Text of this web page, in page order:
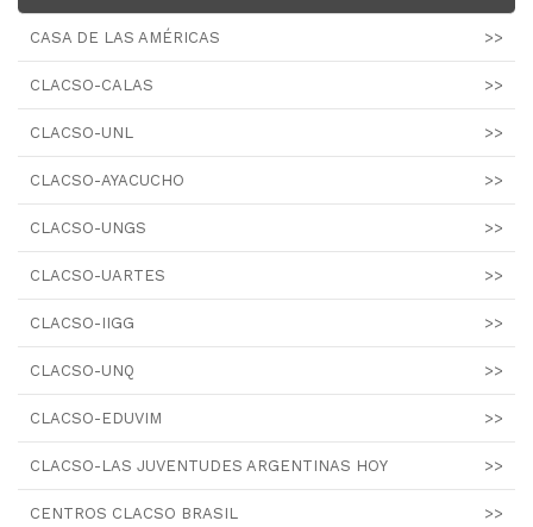
CASA DE LAS AMÉRICAS >>
CLACSO-CALAS >>
CLACSO-UNL >>
CLACSO-AYACUCHO >>
CLACSO-UNGS >>
CLACSO-UARTES >>
CLACSO-IIGG >>
CLACSO-UNQ >>
CLACSO-EDUVIM >>
CLACSO-LAS JUVENTUDES ARGENTINAS HOY >>
CENTROS CLACSO BRASIL >>